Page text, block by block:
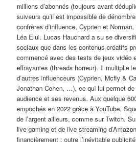
millions d’abonnés (toujours avant
suiveurs qu’il est impossible de
confrères d’influence, Cyprien et
Léa Elui. Lucas Hauchard a su se
sociaux que dans les contenus créatifs
commencé avec des tests de jeux vidéo
effrayantes (threads horreur). Il multiplie
d’autres influenceurs (Cyprien, Mcfly &
Jonathan Cohen, …), ce qui lui permet
audience et ses revenus. Aux quelque
empochés en 2022 grâce à YouTube,
de l’argent ailleurs, comme sur Twitch.
live gaming et de live streaming
financièrement : outre l’inévitable